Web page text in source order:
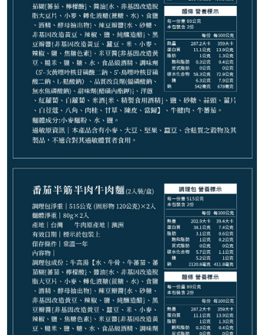
NT$1,799
請選購商品（任選 4 件）
紅燒牛肉麵*1 − +
紅燒半筋半肉麵*1 −
麻辣半筋半肉麵*1 − +